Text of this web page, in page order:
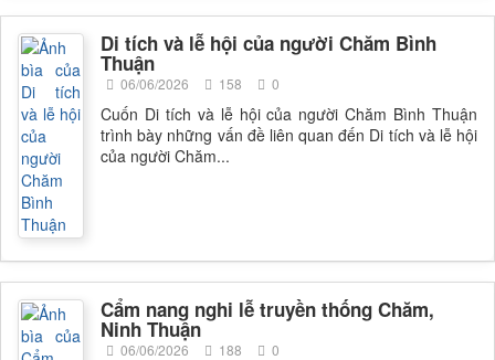
Di tích và lễ hội của người Chăm Bình
Thuận
06/06/2026 158 0
Cuốn Di tích và lễ hội của người Chăm Bình Thuận
trình bày những vấn đề liên quan đến Di tích và lễ hội
của người Chăm...
Cẩm nang nghi lễ truyền thống Chăm,
Ninh Thuận
06/06/2026 188 0